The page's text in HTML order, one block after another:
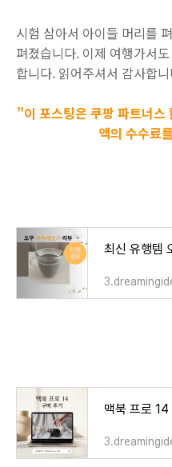
시험 삼아서 아이들 머리를
펴졌습니다. 이제 여행가서
합니다. 읽어주셔서 감사합
"이 포스팅은 쿠팡 파트너스
액의 수수료
최신 유행템
맥북 프로 14